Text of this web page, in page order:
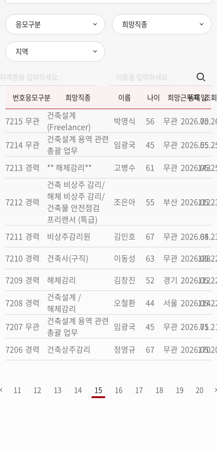
응모구분 희망직종
지역
번호응모구분 희망직종 이름 나이 희망근무지
등록일조
7215 무관
건축설계
(Freelancer)
박영식 56 무관 70
7214 무관
건축설계 용역 관련
총괄 업무
임광국 45 무관
55
7213 경력 ** 해체감리** 고병수 61 무관 143
7212 경력
건축 비상주 감리/
해체 비상주 감리/
건축물 안전점검
프리랜서 (특급)
조은아 55 부산 112
7211 경력 비상주감리원 김인호 67 무관
64
7210 경력 건축사(구직) 이동성 63 무관
188
7209 경력 해체감리 김창진 52 경기
112
7208 경력
건축설계 /
해체감리
오철환 44 서울 114
7207 무관
건축설계 용역 관련
총괄 업무
임광국 45 무관
71
7206 경력 건축상주감리 정영규 67 무관 170
11 12 13 14 15 16 17 18 19 20